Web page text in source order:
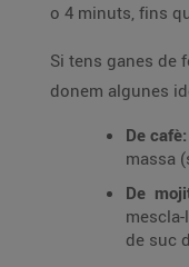
o 4 minuts, fins
Si tens ganes de
donem algunes
De cafè:
massa
De
de suc